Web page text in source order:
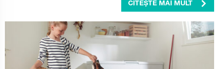
CITEȘTE MAI MULT